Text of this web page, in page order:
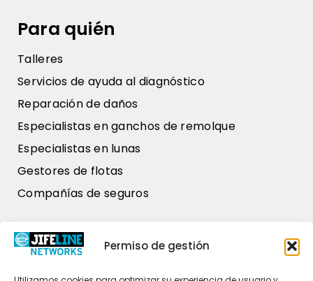
Permiso de gestión
Para quién
Talleres
Servicios de ayuda al diagnóstico
Reparación de daños
Especialistas en ganchos de remolque
Especialistas en lunas
Gestores de flotas
Compañías de seguros
Nuestros datos